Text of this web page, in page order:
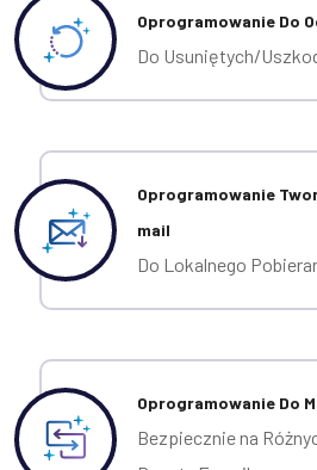
Oprogramowanie Do
Do Usuniętych/
Oprogramowanie
mail
Do Lokalnego
Oprogramowanie Do
Bezpiecznie na